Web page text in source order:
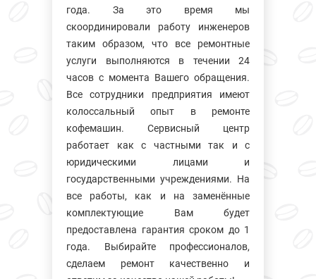
года. За это время мы
скоординировали работу инженеров
таким образом, что все ремонтные
услуги выполняются в течении 24
часов с момента Вашего обращения.
Все сотрудники предприятия имеют
колосcальный опыт в ремонте
кофемашин. Сервисный центр
работает как с частными так и с
юридическими лицами и
государственными учреждениями. На
все работы, как и на заменённые
комплектующие Вам будет
предоставлена гарантия сроком до 1
года. Выбирайте профессионалов,
сделаем ремонт качественно и